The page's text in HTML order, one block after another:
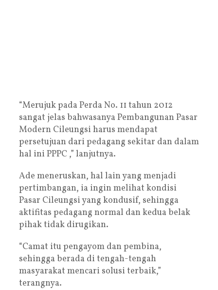
“Merujuk pada Perda No. 11 tahun 2012
sangat jelas bahwasanya Pembangunan Pasar
Modern Cileungsi harus mendapat
persetujuan dari pedagang sekitar dan dalam
hal ini PPPC ,” lanjutnya.
Ade meneruskan, hal lain yang menjadi
pertimbangan, ia ingin melihat kondisi
Pasar Cileungsi yang kondusif, sehingga
aktifitas pedagang normal dan kedua belak
pihak tidak dirugikan.
“Camat itu pengayom dan pembina,
sehingga berada di tengah-tengah
masyarakat mencari solusi terbaik,”
terangnya.